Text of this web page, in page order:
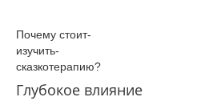
Почему­ стоит­
изучить­
сказкотерапию­?
Глубокое влияние